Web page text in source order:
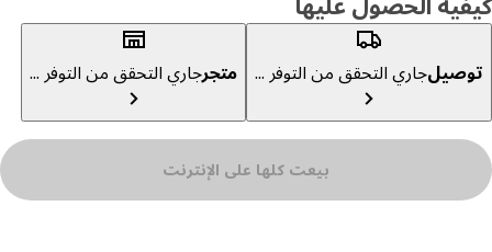
جاري التحقق من التوفر ... متجرجاري التحقق من التوفر ...
بيعت كلها على الإنترنت